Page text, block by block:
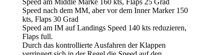
Speed am Middle Marke 160 kts, Flaps 25 Grad
Speed nach dem MM, aber vor dem Inner Marker 150
kts, Flaps 30 Grad
Speed am IM auf Landings Speed 140 kts reduzieren,
Flaps full.
Durch das kontrollierte Ausfahren der Klappen